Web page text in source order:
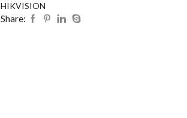
HIKVISION
Share: